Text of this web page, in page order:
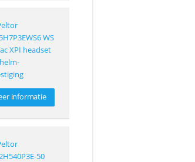
WS
XPI headset
informatie
50